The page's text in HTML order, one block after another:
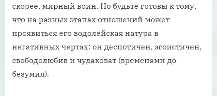
скорее, мирный воин. Но будьте готовы к тому,
что на разных этапах отношений может
проявиться его водолейская натура в
негативных чертах: он деспотичен, эгоистичен,
свободолюбив и чудаковат (временами до
безумия).